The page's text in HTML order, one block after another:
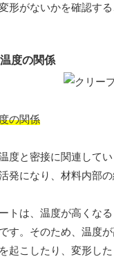
形がないかを確認する
度の関係
の関係
度と密接に関連して
発になり、材料内部
トは、温度が高くな
す。そのため、温度
起こしたり、変形した